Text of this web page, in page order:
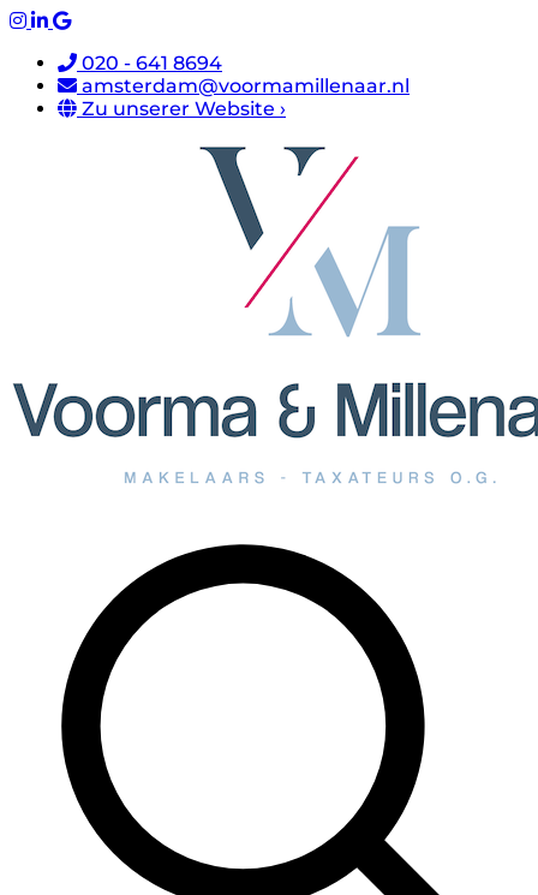
020 - 641 8694
amsterdam@voormamillenaar.nl
Zu unserer Website ›